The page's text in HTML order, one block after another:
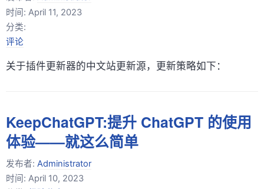
时间: April 11, 2023
分类:
评论
关于插件更新器的中文站更新源，更新策略如下：
KeepChatGPT:提升 ChatGPT 的使用
体验——就这么简单
发布者: Administrator
时间: April 10, 2023